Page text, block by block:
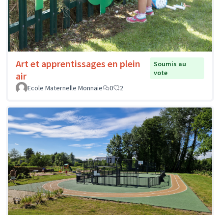
Art et apprentissages en plein
air
Soumis au
vote
Ecole Maternelle Monnaie
0 2